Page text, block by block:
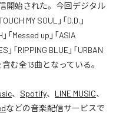
信開始された。今回デジタル
MY SOUL」「D.D.」
「Messed up」「ASIA
」「RIPPING BLUE」「URBAN
を含む全13曲となっている。
、 Spotify、 LINE MUSIC、
などの音楽配信サービスで